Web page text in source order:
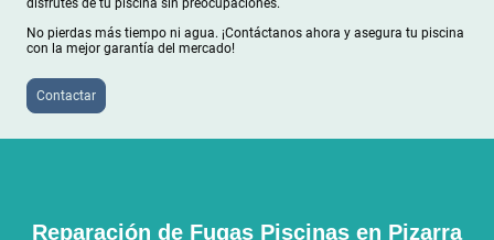
disfrutes de tu piscina sin preocupaciones.
No pierdas más tiempo ni agua. ¡Contáctanos ahora y asegura tu piscina
con la mejor garantía del mercado!
Contactar
Reparación de Fugas Piscinas en Pizarra